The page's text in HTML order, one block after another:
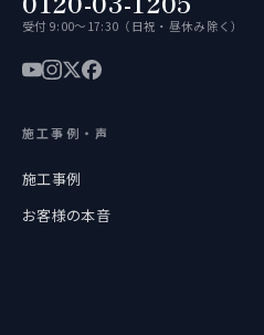
受付 9:00〜17:30（日祝・昼休み除く）
施工事例・声
施工事例
お客様の本音